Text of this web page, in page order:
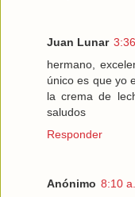
Juan Lunar
hermano,
único es que yo
la crema de
saludos
Responder
Anónimo 8:10